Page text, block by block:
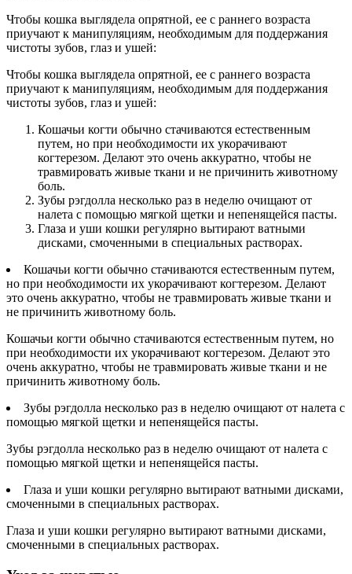
Чтобы кошка выглядела опрятной, ее с раннего возраста
приучают к манипуляциям, необходимым для поддержания
чистоты зубов, глаз и ушей:
Чтобы кошка выглядела опрятной, ее с раннего возраста
приучают к манипуляциям, необходимым для поддержания
чистоты зубов, глаз и ушей:
Кошачьи когти обычно стачиваются естественным
путем, но при необходимости их укорачивают
когтерезом. Делают это очень аккуратно, чтобы не
травмировать живые ткани и не причинить животному
боль.
Зубы рэгдолла несколько раз в неделю очищают от
налета с помощью мягкой щетки и непенящейся пасты.
Глаза и уши кошки регулярно вытирают ватными
дисками, смоченными в специальных растворах.
Кошачьи когти обычно стачиваются естественным путем,
но при необходимости их укорачивают когтерезом. Делают
это очень аккуратно, чтобы не травмировать живые ткани и
не причинить животному боль.
Кошачьи когти обычно стачиваются естественным путем, но
при необходимости их укорачивают когтерезом. Делают это
очень аккуратно, чтобы не травмировать живые ткани и не
причинить животному боль.
Зубы рэгдолла несколько раз в неделю очищают от налета с
помощью мягкой щетки и непенящейся пасты.
Зубы рэгдолла несколько раз в неделю очищают от налета с
помощью мягкой щетки и непенящейся пасты.
Глаза и уши кошки регулярно вытирают ватными дисками,
смоченными в специальных растворах.
Глаза и уши кошки регулярно вытирают ватными дисками,
смоченными в специальных растворах.